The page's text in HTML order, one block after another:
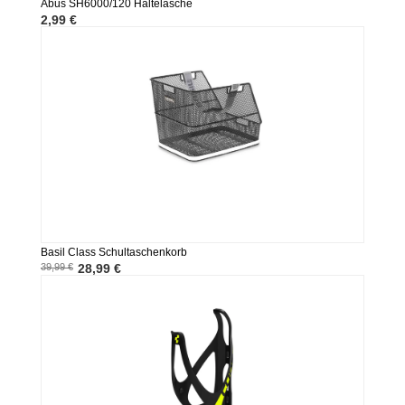
Abus SH6000/120 Haltelasche
2,99 €
Basil Class Schultaschenkorb
39,99 € 28,99 €